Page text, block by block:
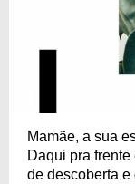
Mamãe, a sua
Daqui pra
de descoberta